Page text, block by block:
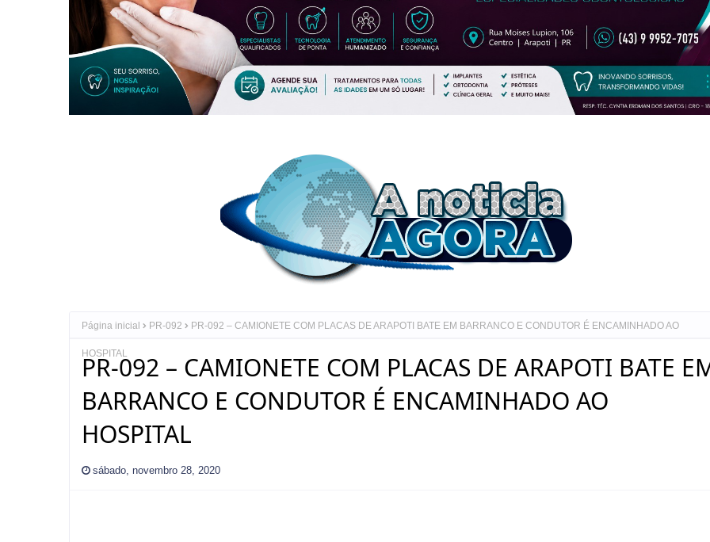
Página inicial PR-092 PR-092 – CAMIONETE COM PLACAS DE ARAPOTI BATE EM BARRANCO E CONDUTOR É ENCAMINHADO AO
HOSPITAL
PR-092 – CAMIONETE COM PLACAS DE ARAPOTI BATE
BARRANCO E CONDUTOR É ENCAMINHADO AO
HOSPITAL
sábado, novembro 28, 2020